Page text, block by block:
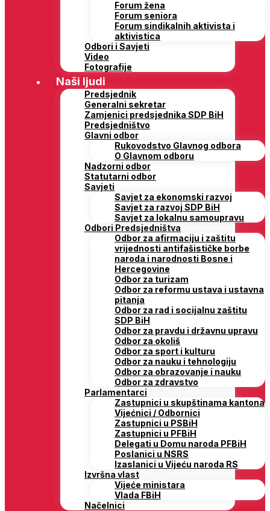
Forum žena
Forum seniora
Forum sindikalnih aktivista i
aktivistica
Odbori i Savjeti
Video
Fotografije
Naši ljudi
Predsjednik
Generalni sekretar
Zamjenici predsjednika SDP BiH
Predsjedništvo
Glavni odbor
Rukovodstvo Glavnog odbora
O Glavnom odboru
Nadzorni odbor
Statutarni odbor
Savjeti
Savjet za ekonomski razvoj
Savjet za razvoj SDP BiH
Savjet za lokalnu samoupravu
Odbori Predsjedništva
Odbor za afirmaciju i zaštitu
vrijednosti antifašističke borbe
naroda i narodnosti Bosne i
Hercegovine
Odbor za turizam
Odbor za reformu ustava i ustavna
pitanja
Odbor za rad i socijalnu zaštitu
SDP BiH
Odbor za pravdu i državnu upravu
Odbor za okoliš
Odbor za sport i kulturu
Odbor za nauku i tehnologiju
Odbor za obrazovanje i nauku
Odbor za zdravstvo
Parlamentarci
Zastupnici u skupštinama kantona
Vijećnici / Odbornici
Zastupnici u PSBiH
Zastupnici u PFBiH
Delegati u Domu naroda PFBiH
Poslanici u NSRS
Izaslanici u Vijeću naroda RS
Izvršna vlast
Vijeće ministara
Vlada FBiH
Načelnici